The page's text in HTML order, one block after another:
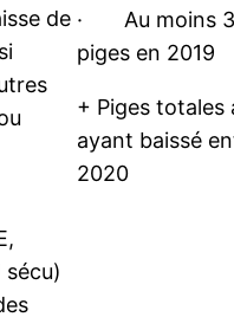
de · Au moins 3
piges en 2019
+ Piges totales
ayant baissé
2020